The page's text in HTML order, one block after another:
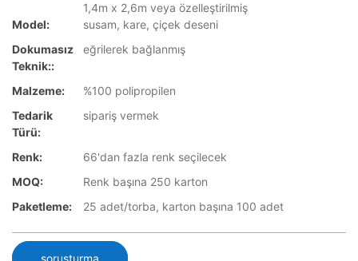
1,4m x 2,6m veya özelleştirilmiş
Model:
susam, kare, çiçek deseni
Dokumasız
Teknik::
eğrilerek bağlanmış
Malzeme:
%100 polipropilen
Tedarik
Türü:
sipariş vermek
Renk:
66'dan fazla renk seçilecek
MOQ:
Renk başına 250 karton
Paketleme:
25 adet/torba, karton başına 100 adet
soruşturma